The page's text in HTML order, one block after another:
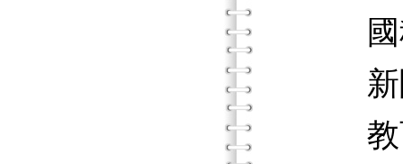
國科
新聞
教育